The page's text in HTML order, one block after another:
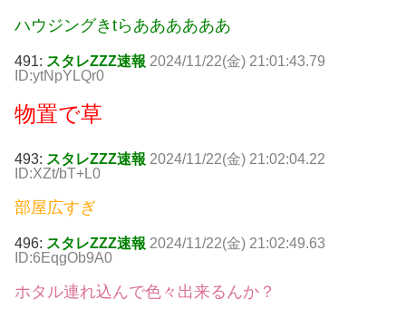
ハウジングきtらああああああ
491: スタレZZZ速報 2024/11/22(金) 21:01:43.79
ID:ytNpYLQr0
物置で草
493: スタレZZZ速報 2024/11/22(金) 21:02:04.22
ID:XZt/bT+L0
部屋広すぎ
496: スタレZZZ速報 2024/11/22(金) 21:02:49.63
ID:6EqgOb9A0
ホタル連れ込んで色々出来るんか？